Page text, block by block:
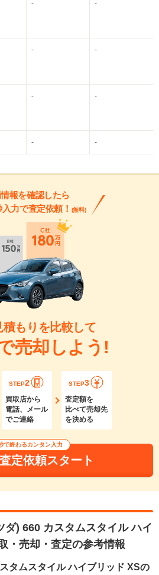
- -
- -
- -
- -
報を確認したら
力で査定依頼！ (無料)
積もりを比較して
売却しよう!
STEP2
買取店から
電話、メール
でご連絡
STEP3
査定額を
比べて売却先
を決める
で終わるカンタン入力
定依頼スタート
ダ) 660 カスタムスタイル ハイ
・売却・査定の参考情報
タムスタイル ハイブリッド XSの